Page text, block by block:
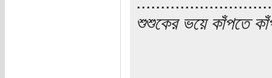
শুশুকের ভয়ে কাঁপতে